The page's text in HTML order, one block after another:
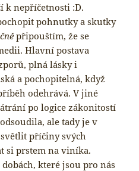
k nepříčetnosti :D.
pohnutky a skutky
připouštím, že se
Hlavní postava
plná lásky i
a pochopitelná, když
odehrává. V jiné
po logice zákonitostí
ale tady je v
příčiny svých
si prstem na viníka.
které jsou pro nás